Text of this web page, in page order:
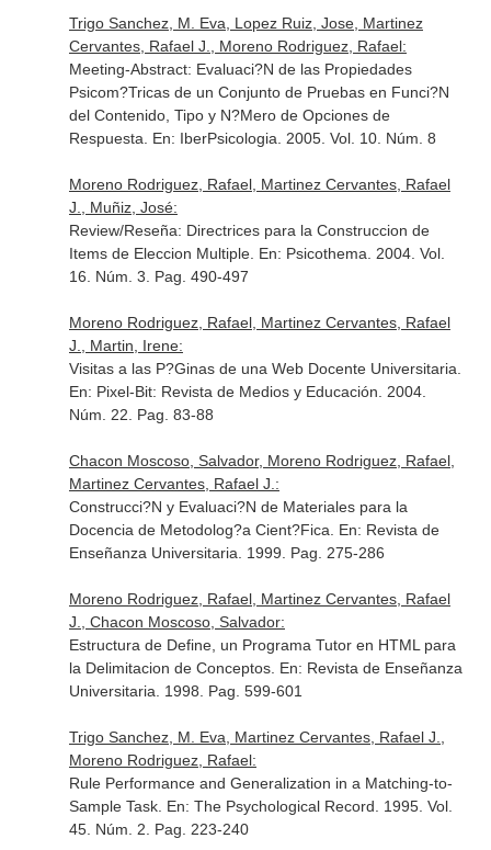
Trigo Sanchez, M. Eva, Lopez Ruiz, Jose, Martinez
Cervantes, Rafael J., Moreno Rodriguez, Rafael:
Meeting-Abstract: Evaluaci?N de las Propiedades
Psicom?Tricas de un Conjunto de Pruebas en Funci?N
del Contenido, Tipo y N?Mero de Opciones de
Respuesta. En: IberPsicologia . 2005. Vol. 10. Núm. 8
Moreno Rodriguez, Rafael, Martinez Cervantes, Rafael
J., Muñiz, José:
Review/Reseña: Directrices para la Construccion de
Items de Eleccion Multiple. En: Psicothema . 2004. Vol.
16. Núm. 3. Pag. 490-497
Moreno Rodriguez, Rafael, Martinez Cervantes, Rafael
J., Martin, Irene:
Visitas a las P?Ginas de una Web Docente Universitaria.
En: Pixel-Bit: Revista de Medios y Educación . 2004.
Núm. 22. Pag. 83-88
Chacon Moscoso, Salvador, Moreno Rodriguez, Rafael,
Martinez Cervantes, Rafael J.:
Construcci?N y Evaluaci?N de Materiales para la
Docencia de Metodolog?a Cient?Fica. En: Revista de
Enseñanza Universitaria . 1999. Pag. 275-286
Moreno Rodriguez, Rafael, Martinez Cervantes, Rafael
J., Chacon Moscoso, Salvador:
Estructura de Define, un Programa Tutor en HTML para
la Delimitacion de Conceptos. En: Revista de Enseñanza
Universitaria . 1998. Pag. 599-601
Trigo Sanchez, M. Eva, Martinez Cervantes, Rafael J.,
Moreno Rodriguez, Rafael:
Rule Performance and Generalization in a Matching-to-
Sample Task. En: The Psychological Record . 1995. Vol.
45. Núm. 2. Pag. 223-240